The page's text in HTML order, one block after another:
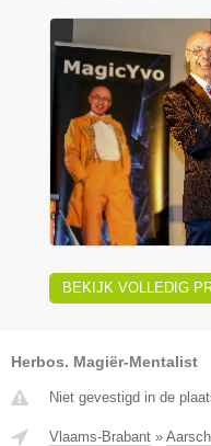
BEKIJK VOLLEDIG
Herbos. Magiër-Mentalist
Niet gevestigd in de
Vlaams-Brabant »